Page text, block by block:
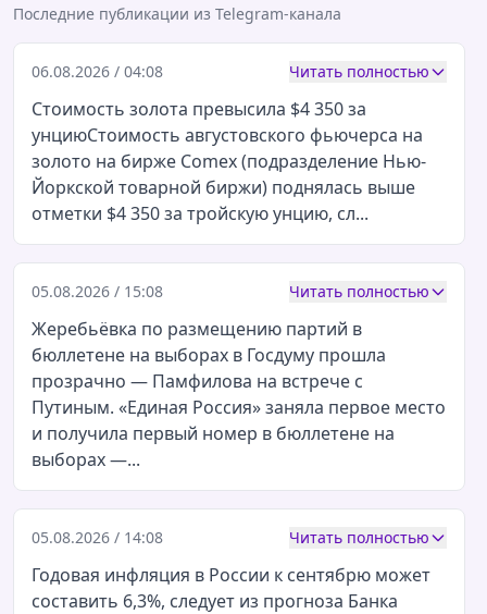
Последние публикации из Telegram-канала
06.08.2026 / 04:08 Читать полностью
Стоимость золота превысила $4 350 за
унциюСтоимость августовского фьючерса на
золото на бирже Comex (подразделение Нью-
Йоркской товарной биржи) поднялась выше
отметки $4 350 за тройскую унцию, сл...
05.08.2026 / 15:08 Читать полностью
Жеребьёвка по размещению партий в
бюллетене на выборах в Госдуму прошла
прозрачно — Памфилова на встрече с
Путиным. «Единая Россия» заняла первое место
и получила первый номер в бюллетене на
выборах —...
05.08.2026 / 14:08 Читать полностью
Годовая инфляция в России к сентябрю может
составить 6,3%, следует из прогноза Банка